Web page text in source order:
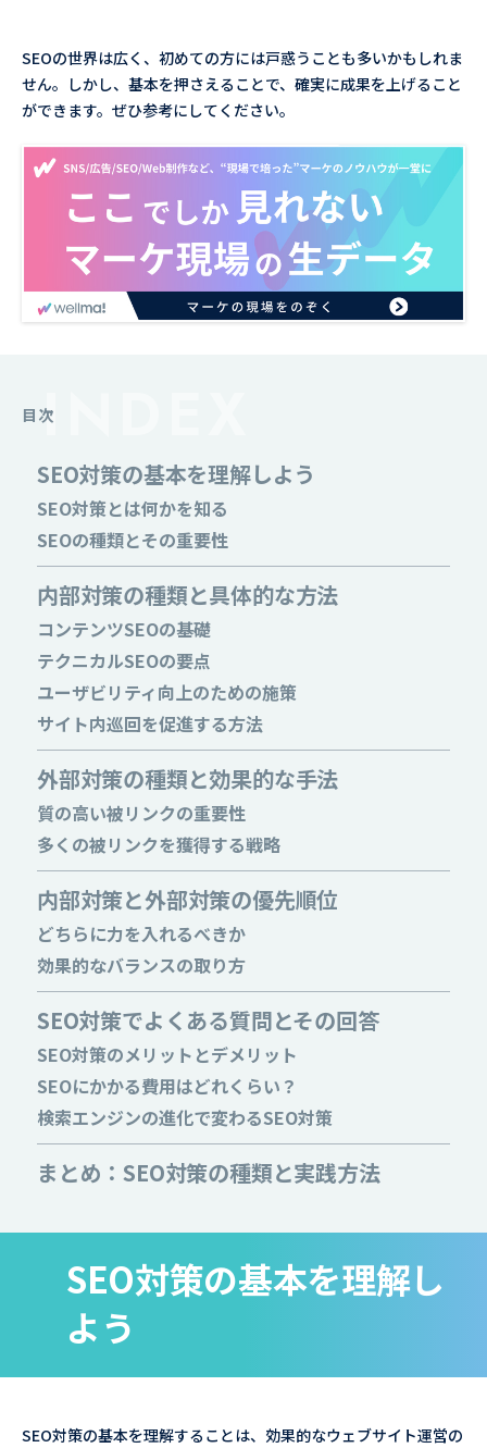
SEOの世界は広く、初めての方には戸惑うことも多いかもしれま
せん。しかし、基本を押さえることで、確実に成果を上げること
ができます。ぜひ参考にしてください。
目次
SEO対策の基本を理解しよう
SEO対策とは何かを知る
SEOの種類とその重要性
内部対策の種類と具体的な方法
コンテンツSEOの基礎
テクニカルSEOの要点
ユーザビリティ向上のための施策
サイト内巡回を促進する方法
外部対策の種類と効果的な手法
質の高い被リンクの重要性
多くの被リンクを獲得する戦略
内部対策と外部対策の優先順位
どちらに力を入れるべきか
効果的なバランスの取り方
SEO対策でよくある質問とその回答
SEO対策のメリットとデメリット
SEOにかかる費用はどれくらい？
検索エンジンの進化で変わるSEO対策
まとめ：SEO対策の種類と実践方法
SEO対策の基本を理解し
よう
SEO対策の基本を理解することは、効果的なウェブサイト運営の